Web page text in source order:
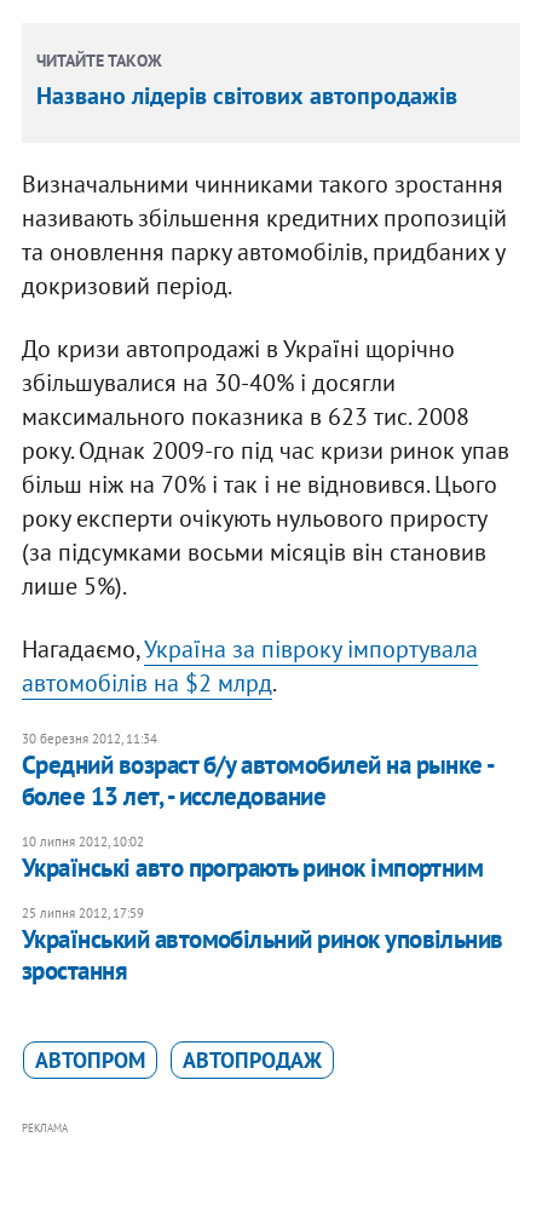
ЧИТАЙТЕ ТАКОЖ
Названо лідерів світових автопродажів
Визначальними чинниками такого зростання
називають збільшення кредитних пропозицій
та оновлення парку автомобілів, придбаних у
докризовий період.
До кризи автопродажі в Україні щорічно
збільшувалися на 30-40% і досягли
максимального показника в 623 тис. 2008
року. Однак 2009-го під час кризи ринок упав
більш ніж на 70% і так і не відновився. Цього
року експерти очікують нульового приросту
(за підсумками восьми місяців він становив
лише 5%).
Нагадаємо,Україна за півроку імпортувала
автомобілів на $2 млрд.
30 березня 2012, 11:34
Средний возраст б/у автомобилей на рынке -
более 13 лет, - исследование
10 липня 2012, 10:02
Українські авто програють ринок імпортним
25 липня 2012, 17:59
Український автомобільний ринок уповільнив
зростання
АВТОПРОМ АВТОПРОДАЖ
РЕКЛАМА